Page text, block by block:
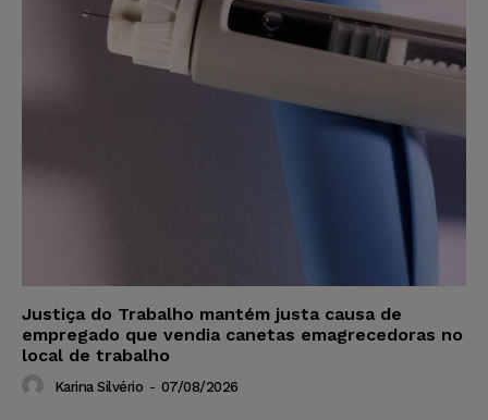
Justiça do Trabalho mantém justa causa de
empregado que vendia canetas emagrecedoras no
local de trabalho
Karina Silvério - 07/08/2026